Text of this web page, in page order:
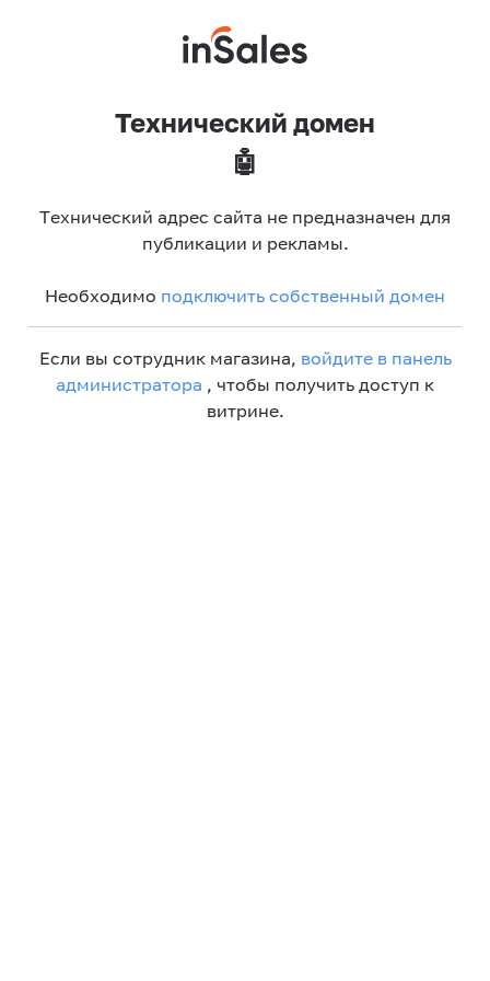
Технический домен
🤖
Технический адрес сайта не предназначен для
публикации и рекламы.
Необходимо подключить собственный домен
Если вы сотрудник магазина, войдите в панель
администратора , чтобы получить доступ к
витрине.